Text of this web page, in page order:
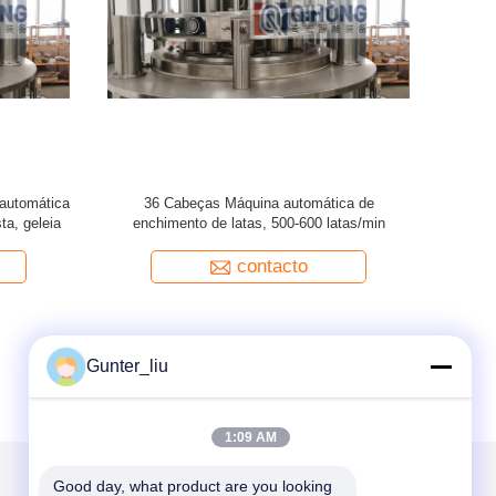
de latas
PLC, até
9 Cabeças Máquina automática de enchimento
de latas de aço inoxidável, 150 latas/min, filler
contacto
Gunter_liu
1:09 AM
Good day, what product are you looking